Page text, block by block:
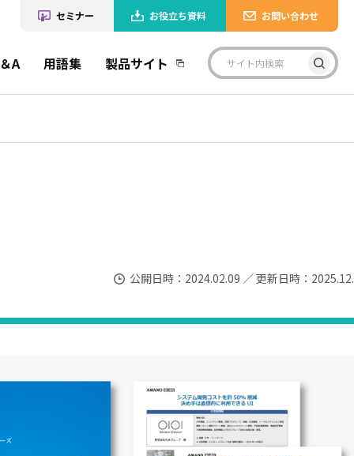
A 用語集 製品サイト
セミナー お役立ち資料 お問い合わせ
公開日時：2024.02.09 ／ 更新日時：